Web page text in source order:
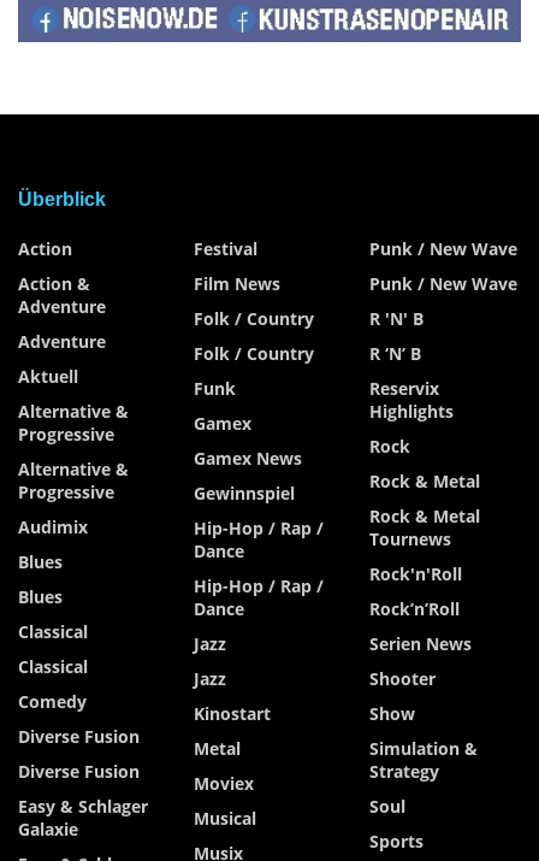
Überblick
Action
Action &
Adventure
Adventure
Aktuell
Alternative &
Progressive
Alternative &
Progressive
Audimix
Blues
Blues
Classical
Classical
Comedy
Diverse Fusion
Diverse Fusion
Easy & Schlager
Galaxie
Festival
Film News
Folk / Country
Folk / Country
Funk
Gamex
Gamex News
Gewinnspiel
Hip-Hop / Rap /
Dance
Hip-Hop / Rap /
Dance
Jazz
Jazz
Kinostart
Metal
Moviex
Musical
Musix
Punk / New Wave
Punk / New Wave
R 'n' B
R ‘n’ B
Reservix
Highlights
Rock
Rock & Metal
Rock & Metal
Tournews
Rock'n'Roll
Rock’n’Roll
Serien News
Shooter
Show
Simulation &
Strategy
Soul
Sports